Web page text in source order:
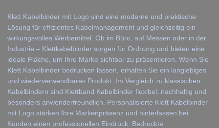
Klett Kabelbinder mit Logo sind eine moderne und praktische
Lösung für effizientes Kabelmanagement und gleichzeitig ein
wirkungsvolles Werbemittel. Ob im Büro, auf Messen oder in der
Industrie – Klettkabelbinder sorgen für Ordnung und bieten eine
ideale Fläche, um Ihre Marke sichtbar zu präsentieren. Wenn Sie
Klett Kabelbinder bedrucken lassen, erhalten Sie ein langlebiges
und wiederverwendbares Produkt. Im Vergleich zu klassischen
Kabelbindern sind Klettband Kabelbinder flexibel, nachhaltig und
besonders anwenderfreundlich. Personalisierte Klett Kabelbinder
mit Logo stärken Ihre Markenpräsenz und hinterlassen bei
Kunden einen professionellen Eindruck. Bedruckte